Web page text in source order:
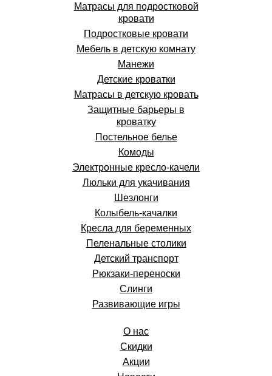
Матрасы для подростковой
кровати
Подростковые кровати
Мебель в детскую комнату
Манежи
Детские кроватки
Матрасы в детскую кровать
Защитные барьеры в
кроватку
Постельное белье
Комоды
Электронные кресло-качели
Люльки для укачивания
Шезлонги
Колыбель-качалки
Кресла для беременных
Пеленальные столики
Детский транспорт
Рюкзаки-переноски
Слинги
Развивающие игры
О нас
Скидки
Акции